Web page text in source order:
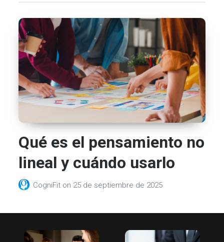
Qué es el pensamiento no
lineal y cuándo usarlo
CogniFit on 25 de septiembre de 2025